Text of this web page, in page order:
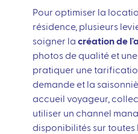
Pour optimiser la
résidence, plusieurs
soigner lacréation de
photos de qualité et
pratiquer une
demande et la
accueil voyageur,
utiliser un channel
disponibilités sur toutes